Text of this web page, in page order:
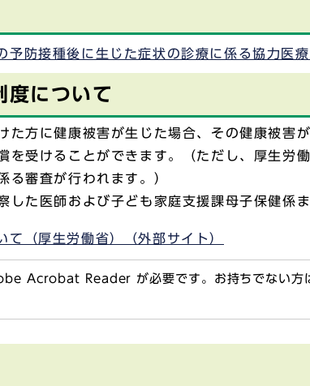
予防接種後に生じた症状の診療に係る協力医
度について
た方に健康被害が生じた場合、その健康被害
を受けることができます。（ただし、厚生労
る審査が行われます。）
した医師および子ども家庭支援課母子保健係
（厚生労働省）（外部サイト）
Acrobat Reader が必要です。お持ちでない方